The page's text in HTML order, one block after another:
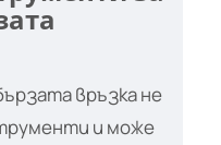
връзка не
и може